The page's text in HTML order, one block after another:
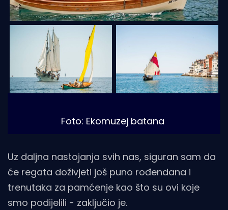
Foto: Ekomuzej batana
Uz daljna nastojanja svih nas, siguran sam da
će regata doživjeti još puno rođendana i
trenutaka za pamćenje kao što su ovi koje
smo podijelili - zaključio je.